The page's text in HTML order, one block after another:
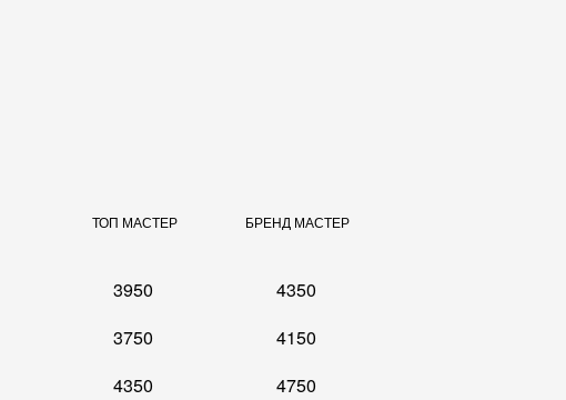
ТОП МАСТЕР БРЕНД МАСТЕР
3950
4350
3750
4150
4350
4750